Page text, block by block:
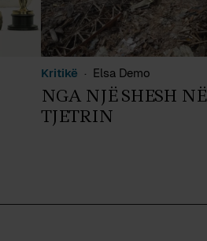
Kritikë Elsa Demo
NGA NJË SHESH NË
TJETRIN